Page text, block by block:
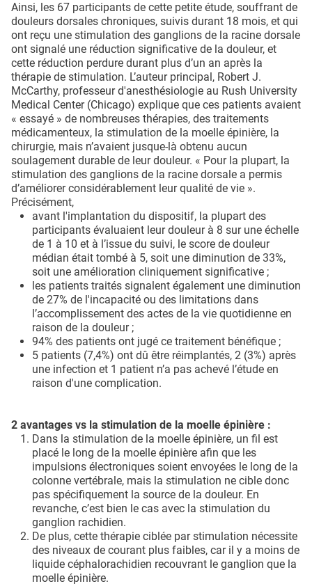
Ainsi, les 67 participants de cette petite étude, souffrant de
douleurs dorsales chroniques, suivis durant 18 mois, et qui
ont reçu une stimulation des ganglions de la racine dorsale
ont signalé une réduction significative de la douleur, et
cette réduction perdure durant plus d’un an après la
thérapie de stimulation. L’auteur principal, Robert J.
McCarthy, professeur d'anesthésiologie au Rush University
Medical Center (Chicago) explique que ces patients avaient
« essayé » de nombreuses thérapies, des traitements
médicamenteux, la stimulation de la moelle épinière, la
chirurgie, mais n’avaient jusque-là obtenu aucun
soulagement durable de leur douleur. « Pour la plupart, la
stimulation des ganglions de la racine dorsale a permis
d’améliorer considérablement leur qualité de vie ».
Précisément,
avant l'implantation du dispositif, la plupart des
participants évaluaient leur douleur à 8 sur une échelle
de 1 à 10 et à l’issue du suivi, le score de douleur
médian était tombé à 5, soit une diminution de 33%,
soit une amélioration cliniquement significative ;
les patients traités signalent également une diminution
de 27% de l'incapacité ou des limitations dans
l’accomplissement des actes de la vie quotidienne en
raison de la douleur ;
94% des patients ont jugé ce traitement bénéfique ;
5 patients (7,4%) ont dû être réimplantés, 2 (3%) après
une infection et 1 patient n’a pas achevé l’étude en
raison d'une complication.
2 avantages vs la stimulation de la moelle épinière :
Dans la stimulation de la moelle épinière, un fil est
placé le long de la moelle épinière afin que les
impulsions électroniques soient envoyées le long de la
colonne vertébrale, mais la stimulation ne cible donc
pas spécifiquement la source de la douleur. En
revanche, c’est bien le cas avec la stimulation du
ganglion rachidien.
De plus, cette thérapie ciblée par stimulation nécessite
des niveaux de courant plus faibles, car il y a moins de
liquide céphalorachidien recouvrant le ganglion que la
moelle épinière.